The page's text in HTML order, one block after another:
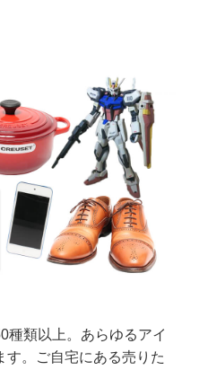
種類以上。あらゆるアイ
す。ご自宅にある売りた